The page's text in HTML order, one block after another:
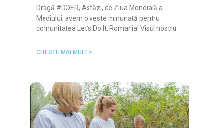
Dragă #DOER, Astăzi, de Ziua Mondială a
Mediului, avem o veste minunată pentru
comunitatea Let’s Do It, Romania! Visul nostru
CITESTE MAI MULT >